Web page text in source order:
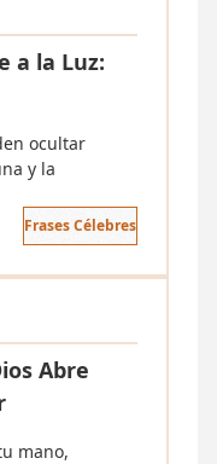
a la Luz:
ocultar
y la
Frases Célebres
Abre
mano,